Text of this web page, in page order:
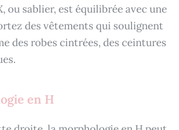
ou sablier, est équilibrée avec une
des vêtements qui soulignent
des robes cintrées, des ceintures
en H